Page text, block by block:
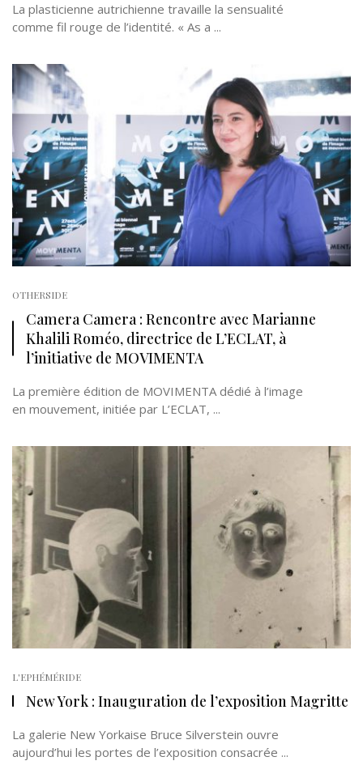
La plasticienne autrichienne travaille la sensualité
comme fil rouge de l’identité. « As a ...
OTHERSIDE
Camera Camera : Rencontre avec Marianne
Khalili Roméo, directrice de L’ECLAT, à
l’initiative de MOVIMENTA
La première édition de MOVIMENTA dédié à l’image
en mouvement, initiée par L’ECLAT, ...
L'EPHÉMÉRIDE
New York : Inauguration de l’exposition Magritte
La galerie New Yorkaise Bruce Silverstein ouvre
aujourd’hui les portes de l’exposition consacrée ...